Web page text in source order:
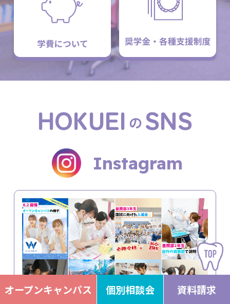
HOKUEI の SNS
Instagram
オープンキャンパス 個別相談会 資料請求